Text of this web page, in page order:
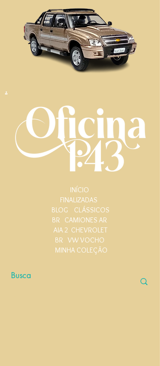
.
INÍCIO
FINALIZADAS
BLOG
CLÁSSICOS
BR CAMIONES AR
AIA 2 CHEVROLET
BR VW VOCHO
MINHA COLEÇÃO